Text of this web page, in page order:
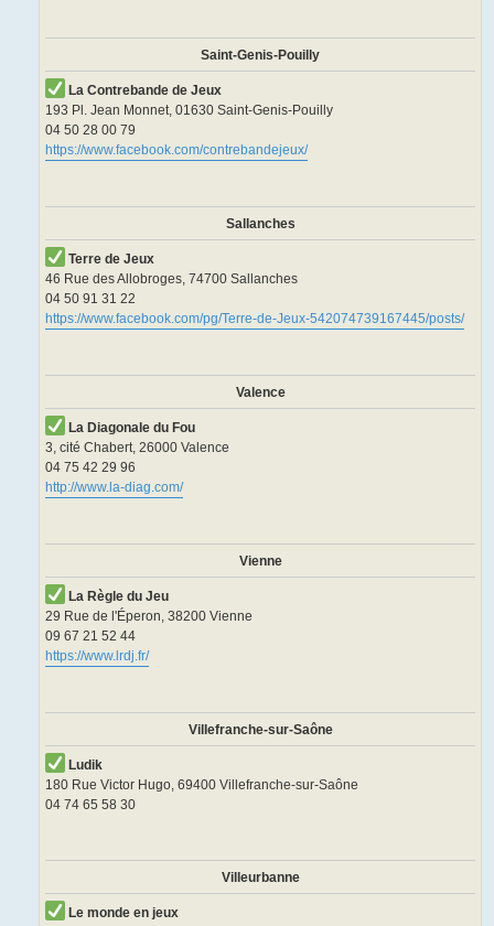
Saint-Genis-Pouilly
La Contrebande de Jeux
193 Pl. Jean Monnet, 01630 Saint-Genis-Pouilly
04 50 28 00 79
https://www.facebook.com/contrebandejeux/
Sallanches
Terre de Jeux
46 Rue des Allobroges, 74700 Sallanches
04 50 91 31 22
https://www.facebook.com/pg/Terre-de-Jeux-542074739167445/posts/
Valence
La Diagonale du Fou
3, cité Chabert, 26000 Valence
04 75 42 29 96
http://www.la-diag.com/
Vienne
La Règle du Jeu
29 Rue de l'Éperon, 38200 Vienne
09 67 21 52 44
https://www.lrdj.fr/
Villefranche-sur-Saône
Ludik
180 Rue Victor Hugo, 69400 Villefranche-sur-Saône
04 74 65 58 30
Villeurbanne
Le monde en jeux